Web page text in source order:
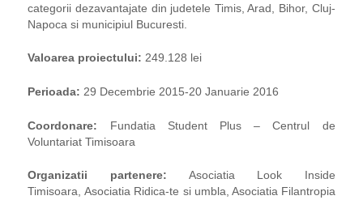
categorii dezavantajate din judetele Timis, Arad, Bihor, Cluj-
Napoca si municipiul Bucuresti.
Valoarea proiectului:249.128 lei
Perioada: 29 Decembrie 2015-20 Januarie 2016
Coordonare: Fundatia Student Plus – Centrul de
Voluntariat Timisoara
Organizatii partenere: Asociatia Look Inside
Timisoara, Asociatia Ridica-te si umbla, Asociatia Filantropia